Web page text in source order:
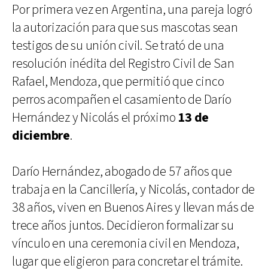
Por primera vez en Argentina, una pareja logró
la autorización para que sus mascotas sean
testigos de su unión civil. Se trató de una
resolución inédita del Registro Civil de San
Rafael, Mendoza, que permitió que cinco
perros acompañen el casamiento de Darío
Hernández y Nicolás el próximo 13 de
diciembre.
Darío Hernández, abogado de 57 años que
trabaja en la Cancillería, y Nicolás, contador de
38 años, viven en Buenos Aires y llevan más de
trece años juntos. Decidieron formalizar su
vínculo en una ceremonia civil en Mendoza,
lugar que eligieron para concretar el trámite.